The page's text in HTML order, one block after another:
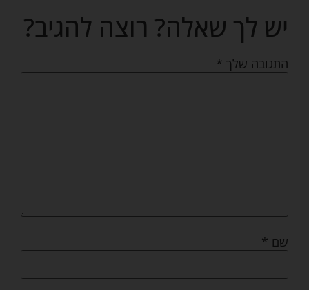
יש לך שאלה? רוצה להגיב?
התגובה שלך*
שם*